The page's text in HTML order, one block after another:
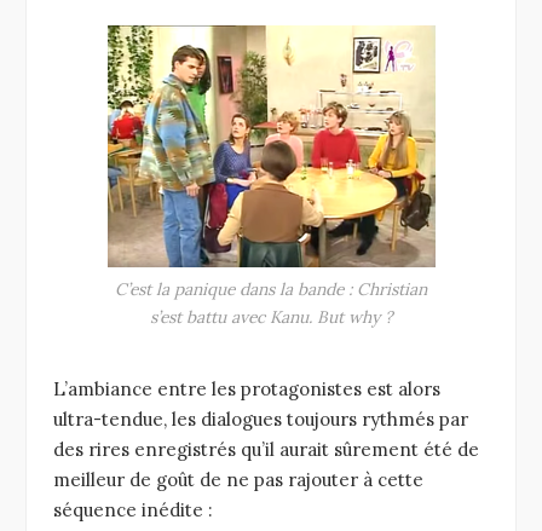
C’est la panique dans la bande : Christian
s’est battu avec Kanu. But why ?
L’ambiance entre les protagonistes est alors
ultra-tendue, les dialogues toujours rythmés par
des rires enregistrés qu’il aurait sûrement été de
meilleur de goût de ne pas rajouter à cette
séquence inédite :